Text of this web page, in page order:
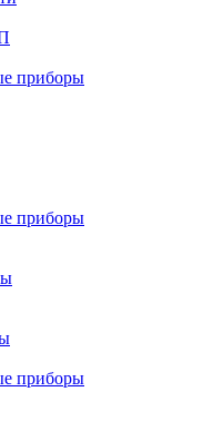
приборы
приборы
приборы